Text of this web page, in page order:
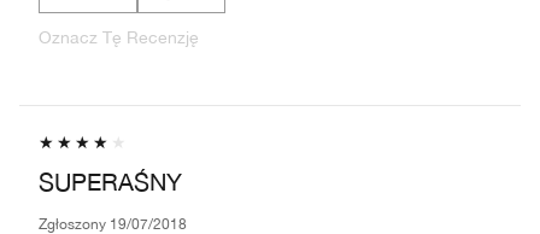
Oznacz Tę Recenzję
SUPERAŚNY
Zgłoszony 19/07/2018